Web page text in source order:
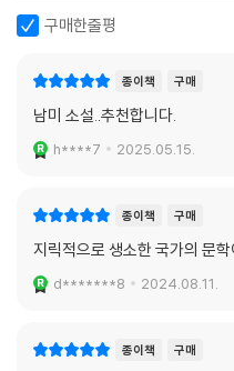
한 사람들끼리 공동체를 이뤄서
는 남자가 여자를 학대하며 다른
학교에서 교육받은 사람들을 구
하게 다진다. 학교에 갇혀 있던 ‘개
‘개’들이 사람으로 돌아갈 수 있
합된다. 이는 레온시오 프라도 군
마, 그리고 페루의 다른 도시 역시
실을 보여준다.
있으며, 사회 · 문화 · 인종에 따
구매한줄평
종이책 구매
남미 소설..추천합니다.
h****7 2025.05.15.
종이책 구매
지릭적으로 생소한 국가의 문
d*******8 2024.08.11.
종이책 구매